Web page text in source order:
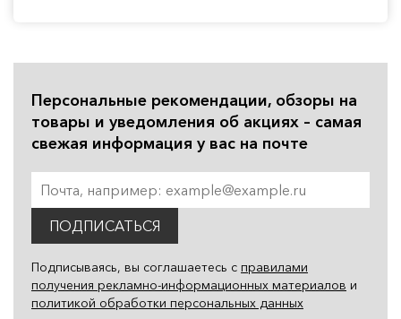
Персональные рекомендации, обзоры на
товары и уведомления об акциях – самая
свежая информация у вас на почте
ПОДПИСАТЬСЯ
Подписываясь, вы соглашаетесь с правилами
получения рекламно-информационных материалов и
политикой обработки персональных данных